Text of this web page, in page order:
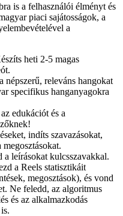
is a felhasználói élményt és
piaci sajátosságok, a
a
heti 2-5 magas
népszerű, releváns hangokat
specifikus hanganyagokra
edukációt és a
indíts szavazásokat,
megosztásokat.
a leírásokat kulcsszavakkal.
a Reels statisztikáit
megosztások), és vond
Ne feledd, az algoritmus
és az alkalmazkodás